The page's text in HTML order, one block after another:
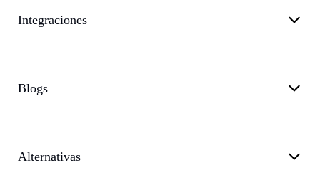
Integraciones
Blogs
Alternativas